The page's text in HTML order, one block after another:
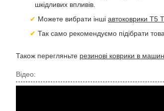
шкідливих впливів.
Можете вибрати іншіавтоковрики T5
Так само рекомендуємо підібрати
Також перегляньте резинові коврики в
Відео: